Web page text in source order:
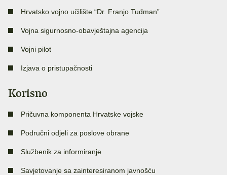
Hrvatsko vojno učilište “Dr. Franjo Tuđman”
Vojna sigurnosno-obavještajna agencija
Vojni pilot
Izjava o pristupačnosti
Korisno
Pričuvna komponenta Hrvatske vojske
Područni odjeli za poslove obrane
Službenik za informiranje
Savjetovanje sa zainteresiranom javnošću